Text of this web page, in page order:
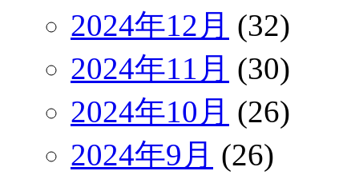
2024年12月 (32)
2024年11月 (30)
2024年10月 (26)
2024年9月 (26)